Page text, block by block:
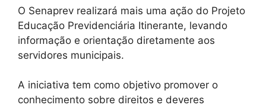
O Senaprev realizará mais uma ação do Projeto
Educação Previdenciária Itinerante, levando
informação e orientação diretamente aos
servidores municipais.
A iniciativa tem como objetivo promover o
conhecimento sobre direitos e deveres